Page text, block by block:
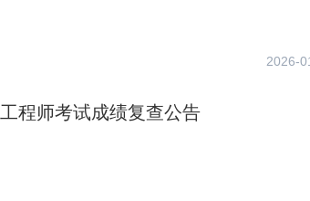
2026-
程师考试成绩复查公告